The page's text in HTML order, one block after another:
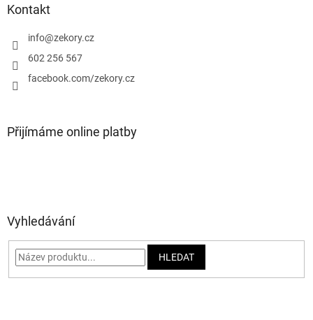
Kontakt
info@zekory.cz
602 256 567
facebook.com/zekory.cz
Přijímáme online platby
Vyhledávání
HLEDAT